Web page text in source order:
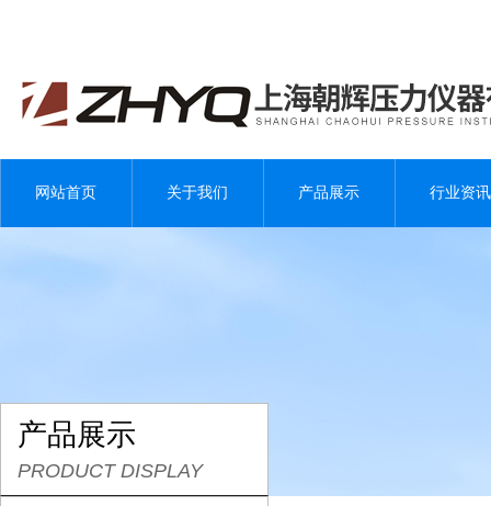
网站首页 关于我们 产品展示 行业资讯
产品展示
PRODUCT DISPLAY